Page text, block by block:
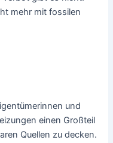
mehr mit fossilen
und
einen Großteil
Quellen zu decken.